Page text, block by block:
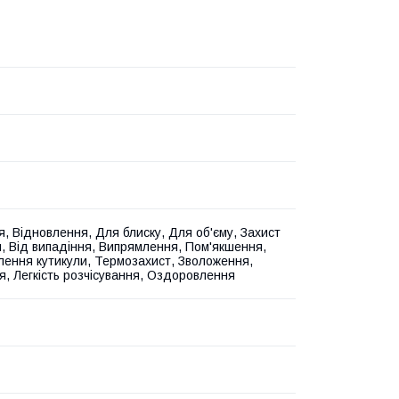
Відновлення, Для блиску, Для об'єму, Захист
Від випадіння, Випрямлення, Пом'якшення,
кутикули, Термозахист, Зволоження,
Легкість розчісування, Оздоровлення